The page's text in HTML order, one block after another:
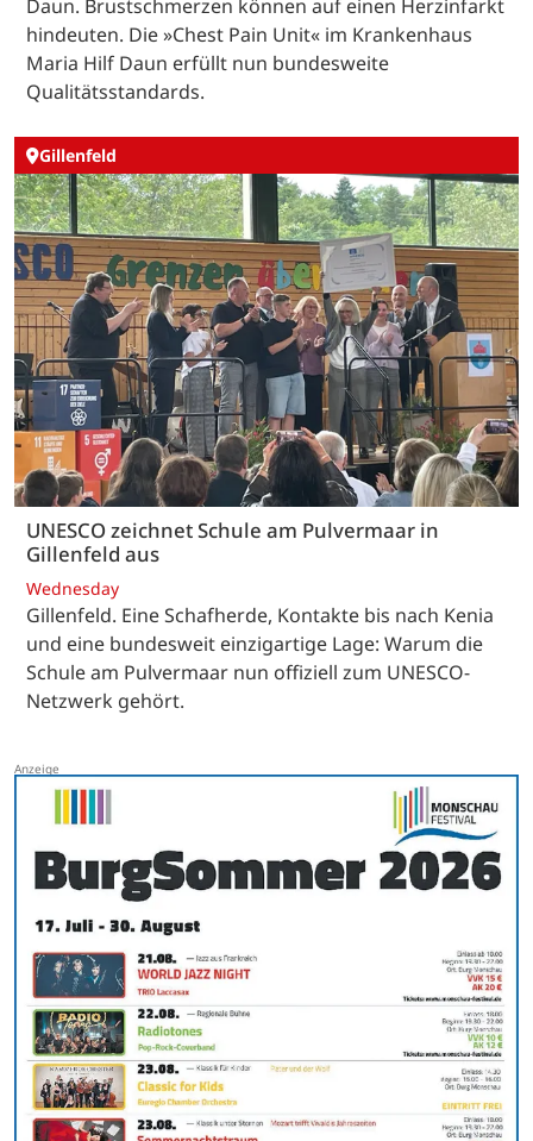
Daun. Brustschmerzen können auf einen Herzinfarkt
hindeuten. Die »Chest Pain Unit« im Krankenhaus
Maria Hilf Daun erfüllt nun bundesweite
Qualitätsstandards.
Gillenfeld
UNESCO zeichnet Schule am Pulvermaar in
Gillenfeld aus
Wednesday
Gillenfeld. Eine Schafherde, Kontakte bis nach Kenia
und eine bundesweit einzigartige Lage: Warum die
Schule am Pulvermaar nun offiziell zum UNESCO-
Netzwerk gehört.